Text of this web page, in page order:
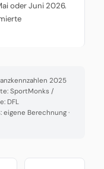
oder Juni 2026.
2025
SportMonks /
DFL
Berechnung ·